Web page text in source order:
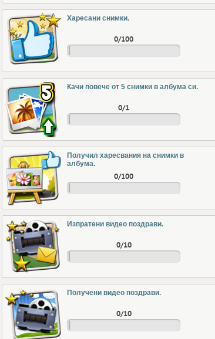
Харесани снимки.
0/100
Качи повече от 5 снимки в албума си.
0/1
Получил харесвания на снимки в
албума.
0/100
Изпратени видео поздрави.
0/10
Получени видео поздрави.
0/10